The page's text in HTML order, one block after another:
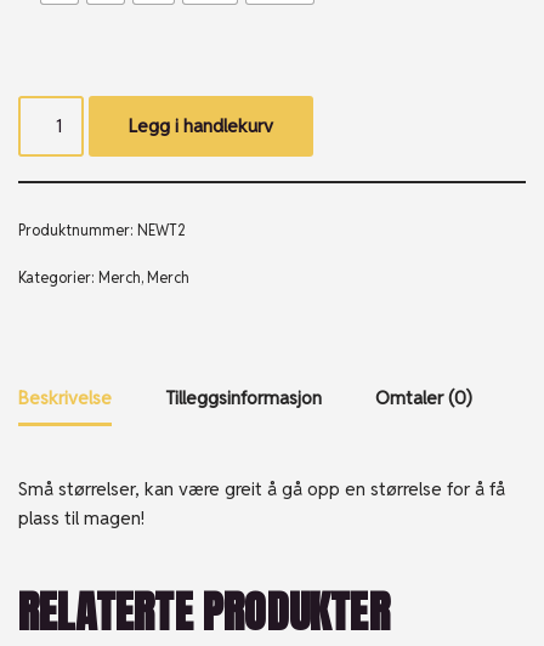
Legg i handlekurv
Produktnummer: NEWT2
Kategorier: Merch, Merch
Beskrivelse Tilleggsinformasjon Omtaler (0)
Små størrelser, kan være greit å gå opp en størrelse for å få
plass til magen!
RELATERTE PRODUKTER